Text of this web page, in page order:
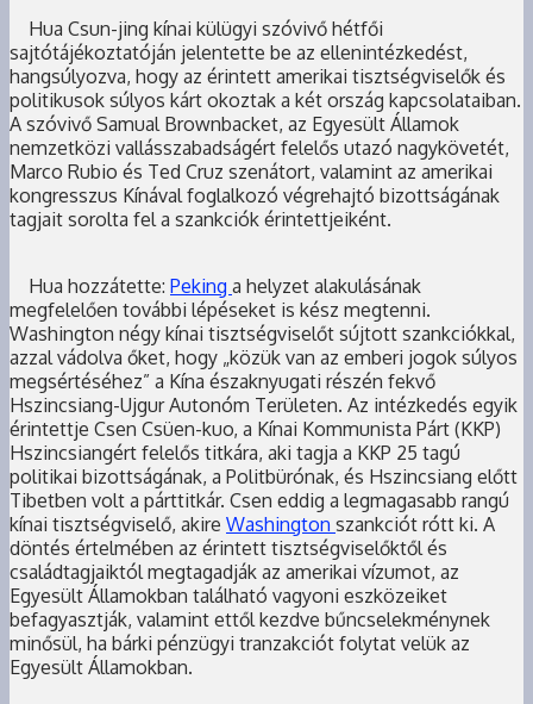
Hua Csun-jing kínai külügyi szóvivő hétfői
sajtótájékoztatóján jelentette be az ellenintézkedést,
hangsúlyozva, hogy az érintett amerikai tisztségviselők és
politikusok súlyos kárt okoztak a két ország kapcsolataiban.
A szóvivő Samual Brownbacket, az Egyesült Államok
nemzetközi vallásszabadságért felelős utazó nagykövetét,
Marco Rubio és Ted Cruz szenátort, valamint az amerikai
kongresszus Kínával foglalkozó végrehajtó bizottságának
tagjait sorolta fel a szankciók érintettjeiként.
Hua hozzátette: Peking a helyzet alakulásának
megfelelően további lépéseket is kész megtenni.
Washington négy kínai tisztségviselőt sújtott szankciókkal,
azzal vádolva őket, hogy „közük van az emberi jogok súlyos
megsértéséhez” a Kína északnyugati részén fekvő
Hszincsiang-Ujgur Autonóm Területen. Az intézkedés egyik
érintettje Csen Csüen-kuo, a Kínai Kommunista Párt (KKP)
Hszincsiangért felelős titkára, aki tagja a KKP 25 tagú
politikai bizottságának, a Politbürónak, és Hszincsiang előtt
Tibetben volt a párttitkár. Csen eddig a legmagasabb rangú
kínai tisztségviselő, akire Washington szankciót rótt ki. A
döntés értelmében az érintett tisztségviselőktől és
családtagjaiktól megtagadják az amerikai vízumot, az
Egyesült Államokban található vagyoni eszközeiket
befagyasztják, valamint ettől kezdve bűncselekménynek
minősül, ha bárki pénzügyi tranzakciót folytat velük az
Egyesült Államokban.